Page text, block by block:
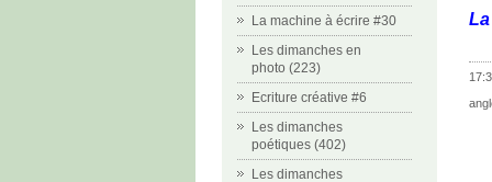
La machine à écrire #30
Les dimanches en
photo (223)
Ecriture créative #6
Les dimanches
poétiques (402)
Les dimanches